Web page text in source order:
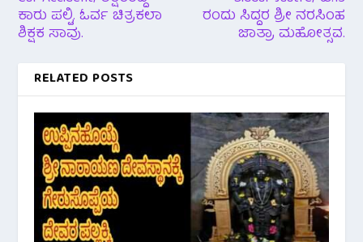
ಕಾರು ಪಲ್ಟಿ. ಓರ್ವ ಚಿತ್ರಕಲಾ
ಶಿಕ್ಷಕ ಸಾವು.
ರಂದು ಸಿದ್ದರ ಶ್ರೀ ನರಸಿಂಹ
ಜಾತ್ರಾ ಮಹೋತ್ಸವ.
RELATED POSTS